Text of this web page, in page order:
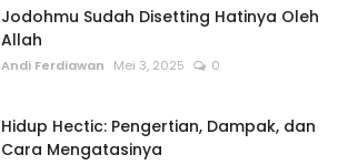
Jodohmu Sudah Disetting Hatinya Oleh
Allah
Andi Ferdiawan Mei 3, 2025 0
Hidup Hectic: Pengertian, Dampak, dan
Cara Mengatasinya